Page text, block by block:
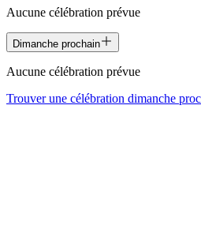
Aucune célébration prévue
Dimanche prochain
Aucune célébration prévue
Trouver une célébration dimanche